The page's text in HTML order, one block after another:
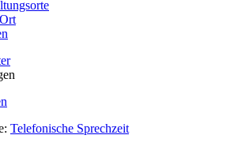
Telefonische Sprechzeit